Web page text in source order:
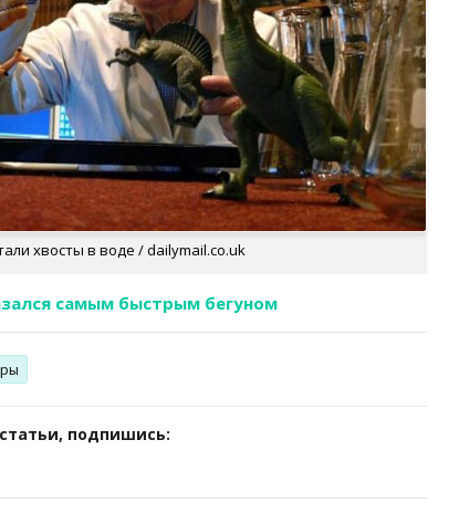
хвосты в воде / dailymail.co.uk
самым быстрым бегуном
подпишись: